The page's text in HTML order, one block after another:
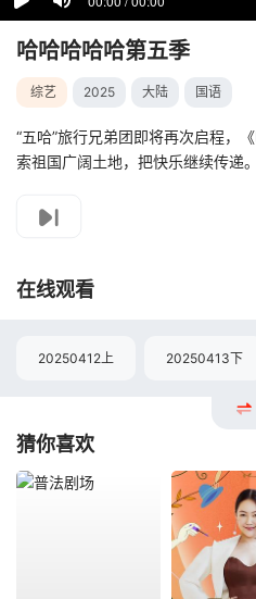
哈哈哈哈哈第五季
综艺 2025 大陆 国语
“五哈”旅行兄弟团即将再次启程，
索祖国广阔土地，把快乐继续传递。
如遇
在线观看
20250412上 20250413下
猜你喜欢